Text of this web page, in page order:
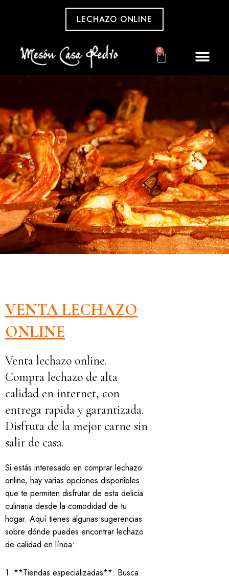
LECHAZO ONLINE
0
VENTA LECHAZO
ONLINE
Venta lechazo online.
Compra lechazo de alta
calidad en internet, con
entrega rapida y garantizada.
Disfruta de la mejor carne sin
salir de casa.
Si estás interesado en comprar lechazo
online, hay varias opciones disponibles
que te permiten disfrutar de esta delicia
culinaria desde la comodidad de tu
hogar. Aquí tienes algunas sugerencias
sobre dónde puedes encontrar lechazo
de calidad en línea:
1. **Tiendas especializadas**: Busca